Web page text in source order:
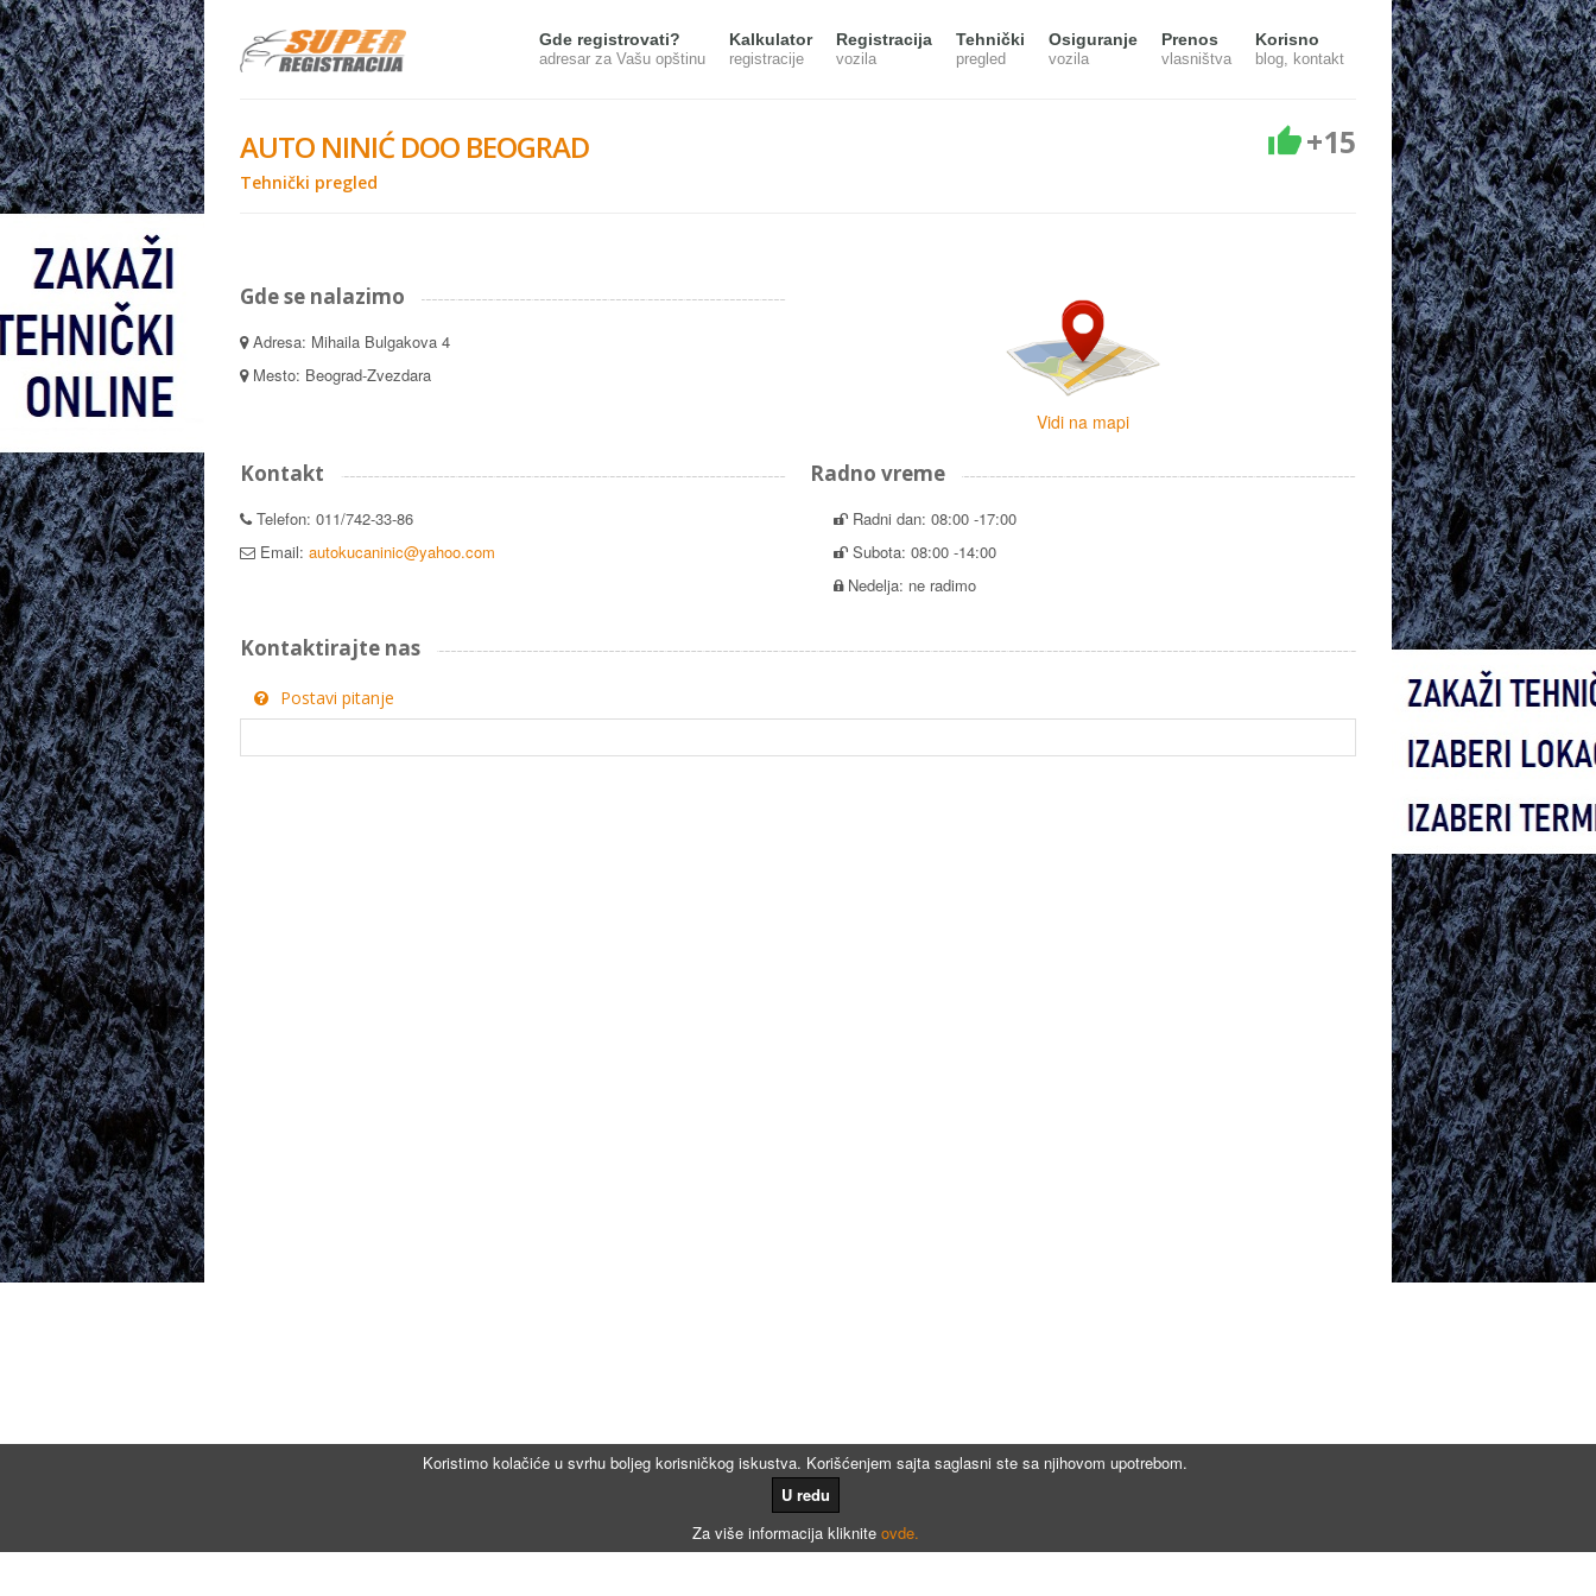
Koristimo kolačiće u svrhu boljeg korisničkog iskustva. Korišćenjem sajta saglasni ste sa njihovom upotrebom.
U redu
Za više informacija kliknite ovde.
Gde registrovati?
adresar za Vašu opštinu
Kalkulator
registracije
Registracija
vozila
Tehnički
pregled
Osiguranje
vozila
Prenos
vlasništva
Korisno
blog, kontakt
AUTO NINIĆ DOO BEOGRAD
Tehnički pregled
+15
Gde se nalazimo
Adresa: Mihaila Bulgakova 4
Mesto: Beograd-Zvezdara
Vidi na mapi
Kontakt
Telefon: 011/742-33-86
Email: autokucaninic@yahoo.com
Radno vreme
Radni dan: 08:00 -17:00
Subota: 08:00 -14:00
Nedelja: ne radimo
Kontaktirajte nas
Postavi pitanje
Kalkulatori Brzi linkovi